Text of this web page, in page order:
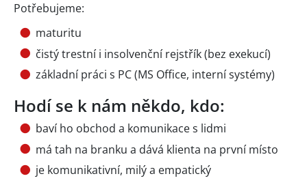
Potřebujeme:
maturitu
čistý trestní i insolvenční rejstřík (bez exekucí)
základní práci s PC (MS Office, interní systémy)
Hodí se k nám někdo, kdo:
baví ho obchod a komunikace s lidmi
má tah na branku a dává klienta na první místo
je komunikativní, milý a empatický